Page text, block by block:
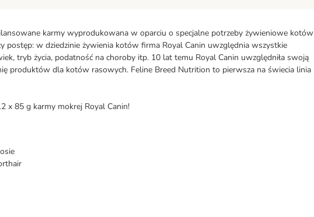
karmy wyprodukowana w oparciu o specjalne potrzeby żywieniowe kotów
postęp: w dziedzinie żywienia kotów firma Royal Canin uwzględnia wszystkie
tryb życia, podatność na choroby itp. 10 lat temu Royal Canin uwzględniła swoją
produktów dla kotów rasowych. Feline Breed Nutrition to pierwsza na świecia linia
x 85 g karmy mokrej Royal Canin!